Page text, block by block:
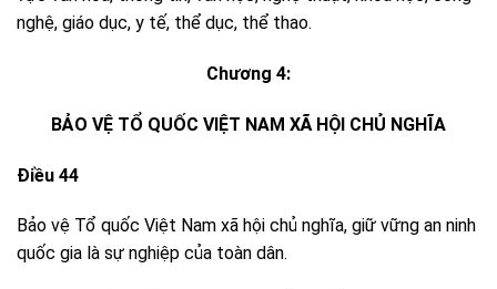
nghệ, giáo dục, y tế, thể dục, thể thao.
Chương 4:
BẢO VỆ TỔ QUỐC VIỆT NAM XÃ HỘI CHỦ NGHĨA
Điều 44
Bảo vệ Tổ quốc Việt Nam xã hội chủ nghĩa, giữ vững an ninh
quốc gia là sự nghiệp của toàn dân.